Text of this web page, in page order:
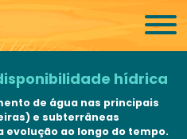
hídrica
de água nas principais
e subterrâneas
evolução ao longo do tempo.